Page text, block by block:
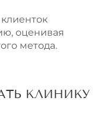
оценивая
метода.
КЛИНИКУ